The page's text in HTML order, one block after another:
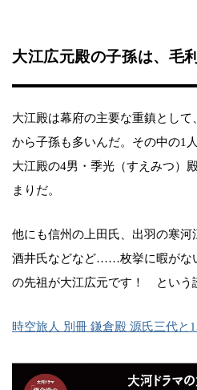
大江広元殿の子孫は、毛
大江殿は幕府の主要な重鎮とし
から子孫も多いんだ。その中の1
大江殿の4男・季光（すえみつ）
まりだ。
他にも信州の上田氏、出羽の寒
酒井氏などなど……枚挙に暇がな
の先祖が大江広元です！ という
時空旅人 別冊 鎌倉殿 源氏三代と